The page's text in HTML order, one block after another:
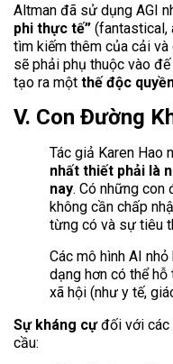
Altman đã sử dụng AGI
phi thực tế” (fantastical,
tìm kiếm thêm của cải
sẽ phải phụ thuộc vào
tạo ra một thế độc
V. Con Đường
Tác giả Karen Hao
nhất thiết phải là
nay. Có những con
không cần chấp
từng có và sự tiêu
Các mô hình AI
dạng hơn có thể
xã hội (như y tế,
Sự kháng cựđối với các
cầu: